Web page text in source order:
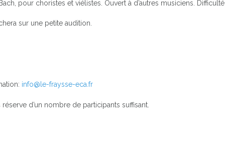
pour choristes et viélistes. Ouvert à d’autres musiciens. Difficulté
sur une petite audition.
info@le-fraysse-eca.fr
d’un nombre de participants suffisant.